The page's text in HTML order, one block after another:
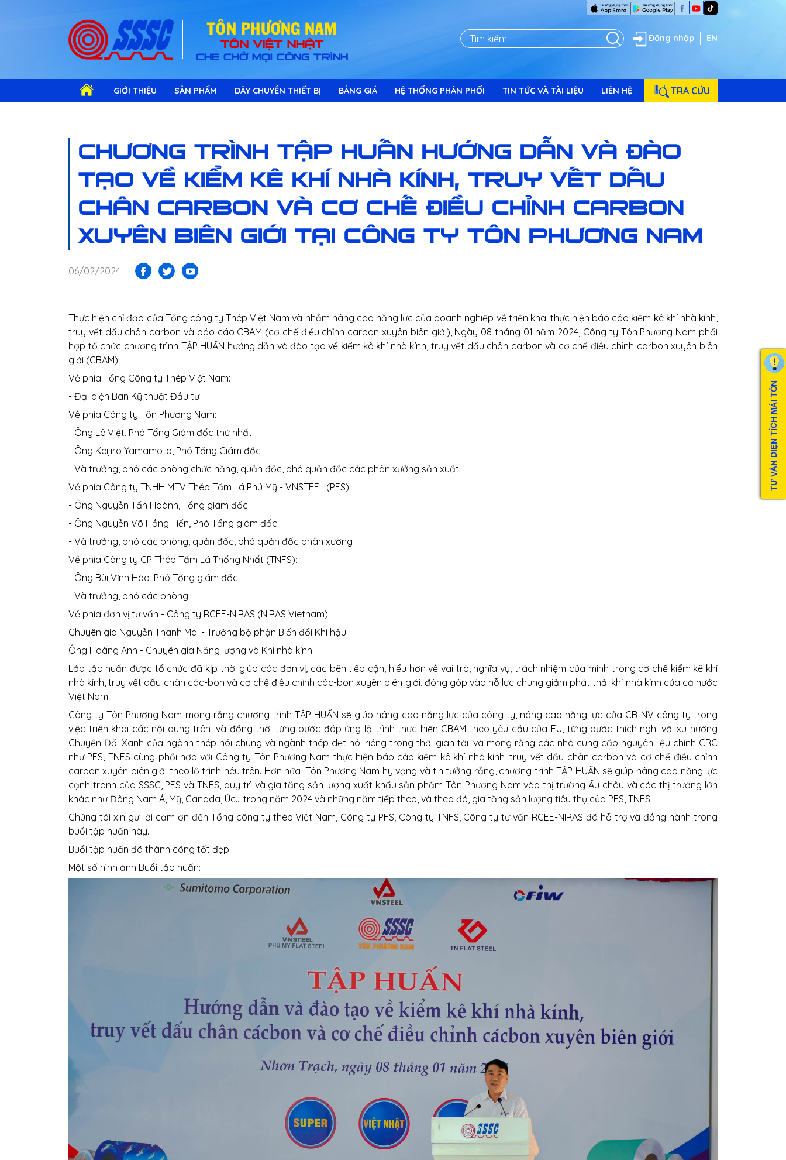
TOÂN PHÖÔNG NAM
TÔN VIỆT NHẬT
CHE CHỞ MỌI CÔNG TRÌNH
Đăng nhập EN
GIỚI THIỆU SẢN PHẨM DÂY CHUYỀN THIẾT BỊ BẢNG GIÁ HỆ THỐNG PHÂN PHỐI TIN TỨC VÀ TÀI LIỆU LIÊN HỆ TRA CỨU
CHƯƠNG TRÌNH TẬP HUẤN HƯỚNG DẪN VÀ ĐÀO
TẠO VỀ KIỂM KÊ KHÍ NHÀ KÍNH, TRUY VẾT DẤU
CHÂN CARBON VÀ CƠ CHẾ ĐIỀU CHỈNH CARBON
XUYÊN BIÊN GIỚI TẠI CÔNG TY TÔN PHƯƠNG NAM
06/02/2024
Thực hiện chỉ đạo của Tổng công ty Thép Việt Nam và nhằm nâng cao năng lực của doanh nghiệp về triển khai thực hiện báo cáo kiểm kê khí nhà kính,
truy vết dấu chân carbon và báo cáo CBAM (cơ chế điều chỉnh carbon xuyên biên giới), Ngày 08 tháng 01 năm 2024, Công ty Tôn Phương Nam phối
hợp tổ chức chương trình TẬP HUẤN hướng dẫn và đào tạo về kiểm kê khí nhà kính, truy vết dấu chân carbon và cơ chế điều chỉnh carbon xuyên biên
giới (CBAM).
Về phía Tổng Công ty Thép Việt Nam:
- Đại diện Ban Kỹ thuật Đầu tư
Về phía Công ty Tôn Phương Nam:
- Ông Lê Việt, Phó Tổng Giám đốc thứ nhất
- Ông Keijiro Yamamoto, Phó Tổng Giám đốc
- Và trưởng, phó các phòng chức năng, quản đốc, phó quản đốc các phân xưởng sản xuất.
Về phía Công ty TNHH MTV Thép Tấm Lá Phú Mỹ - VNSTEEL (PFS):
- Ông Nguyễn Tấn Hoành, Tổng giám đốc
- Ông Nguyễn Võ Hồng Tiến, Phó Tổng giám đốc
- Và trưởng, phó các phòng, quản đốc, phó quản đốc phân xưởng
Về phía Công ty CP Thép Tấm Lá Thống Nhất (TNFS):
- Ông Bùi Vĩnh Hào, Phó Tổng giám đốc
- Và trưởng, phó các phòng.
Về phía đơn vị tư vấn - Công ty RCEE-NIRAS (NIRAS Vietnam):
Chuyên gia Nguyễn Thanh Mai - Trưởng bộ phận Biến đổi Khí hậu
Ông Hoàng Anh - Chuyên gia Năng lượng và Khí nhà kính.
Lớp tập huấn được tổ chức đã kịp thời giúp các đơn vị, các bên tiếp cận, hiểu hơn về vai trò, nghĩa vụ, trách nhiệm của mình trong cơ chế kiểm kê khí
nhà kính, truy vết dấu chân các-bon và cơ chế điều chỉnh các-bon xuyên biên giới, đóng góp vào nỗ lực chung giảm phát thải khí nhà kính của cả nước
Việt Nam.
Công ty Tôn Phương Nam mong rằng chương trình TẬP HUẤN sẽ giúp nâng cao năng lực của công ty, nâng cao năng lực của CB-NV công ty trong
việc triển khai các nội dung trên, và đồng thời từng bước đáp ứng lộ trình thực hiện CBAM theo yêu cầu của EU, từng bước thích nghi với xu hướng
Chuyển Đổi Xanh của ngành thép nói chung và ngành thép dẹt nói riêng trong thời gian tới, và mong rằng các nhà cung cấp nguyên liệu chính CRC
như PFS, TNFS cùng phối hợp với Công ty Tôn Phương Nam thực hiện báo cáo kiểm kê khí nhà kính, truy vết dấu chân carbon và cơ chế điều chỉnh
carbon xuyên biên giới theo lộ trình nêu trên. Hơn nữa, Tôn Phương Nam hy vọng và tin tưởng rằng, chương trình TẬP HUẤN sẽ giúp nâng cao năng lực
cạnh tranh của SSSC, PFS và TNFS, duy trì và gia tăng sản lượng xuất khẩu sản phẩm Tôn Phương Nam vào thị trường Ấu châu và các thị trường lớn
khác như Đông Nam Á, Mỹ, Canada, Úc… trong năm 2024 và những năm tiếp theo, và theo đó, gia tăng sản lượng tiêu thụ của PFS, TNFS.
Chúng tôi xin gửi lời cảm ơn đến Tổng công ty thép Việt Nam, Công ty PFS, Công ty TNFS, Công ty tư vấn RCEE-NIRAS đã hỗ trợ và đồng hành trong
buổi tập huấn này.
Buổi tập huấn đã thành công tốt đẹp.
Một số hình ảnh Buổi tập huấn: